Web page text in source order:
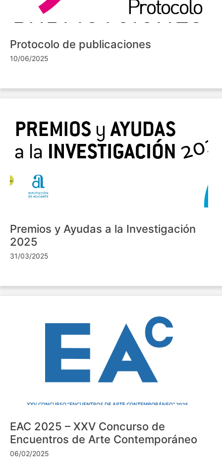
Protocolo de publicaciones
10/06/2025
Premios y Ayudas a la Investigación
2025
31/03/2025
EAC 2025 – XXV Concurso de
Encuentros de Arte Contemporáneo
06/02/2025